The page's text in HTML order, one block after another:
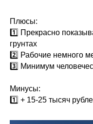
Плюсы:
1️⃣ Прекрасно
грунтах
2️⃣ Рабочие немного
3️⃣ Минимум
Минусы:
1️⃣ + 15-25 тысяч